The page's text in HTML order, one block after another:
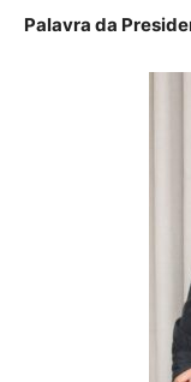
Palavra da